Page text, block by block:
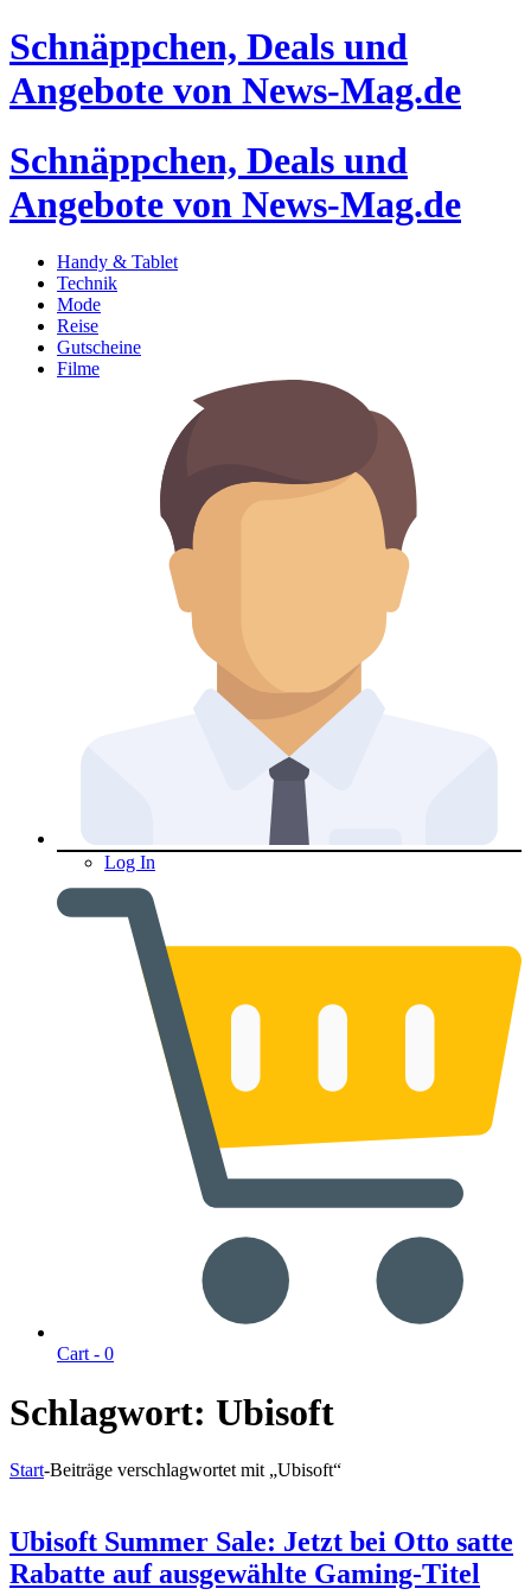
Schnäppchen, Deals und
Angebote von News-Mag.de
Schnäppchen, Deals und
Angebote von News-Mag.de
Handy & Tablet
Technik
Mode
Reise
Gutscheine
Filme
Log In
Cart - 0
Schlagwort: Ubisoft
Start-Beiträge verschlagwortet mit „Ubisoft“
Ubisoft Summer Sale: Jetzt bei Otto satte
Rabatte auf ausgewählte Gaming-Titel